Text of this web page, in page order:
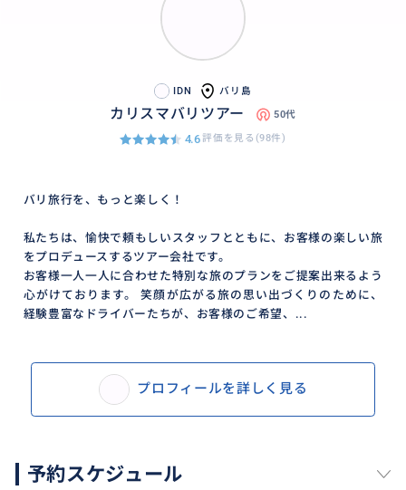
IDN バリ島
カリスマバリツアー 50代
4.6評価を見る(98件)
バリ旅行を、もっと楽しく！
私たちは、愉快で頼もしいスタッフとともに、お客様の楽しい旅
をプロデュースするツアー会社です。
お客様一人一人に合わせた特別な旅のプランをご提案出来るよう
心がけております。 笑顔が広がる旅の思い出づくりのために、
経験豊富なドライバーたちが、お客様のご希望、...
プロフィールを詳しく見る
予約スケジュール